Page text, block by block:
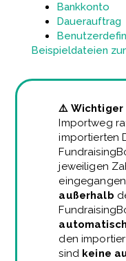
Bankkonto
Dauerauftrag
Beispieldateien
⚠️ Wichtiger
Importweg
importierten
jeweiligen
außerhalb
den
sind keine